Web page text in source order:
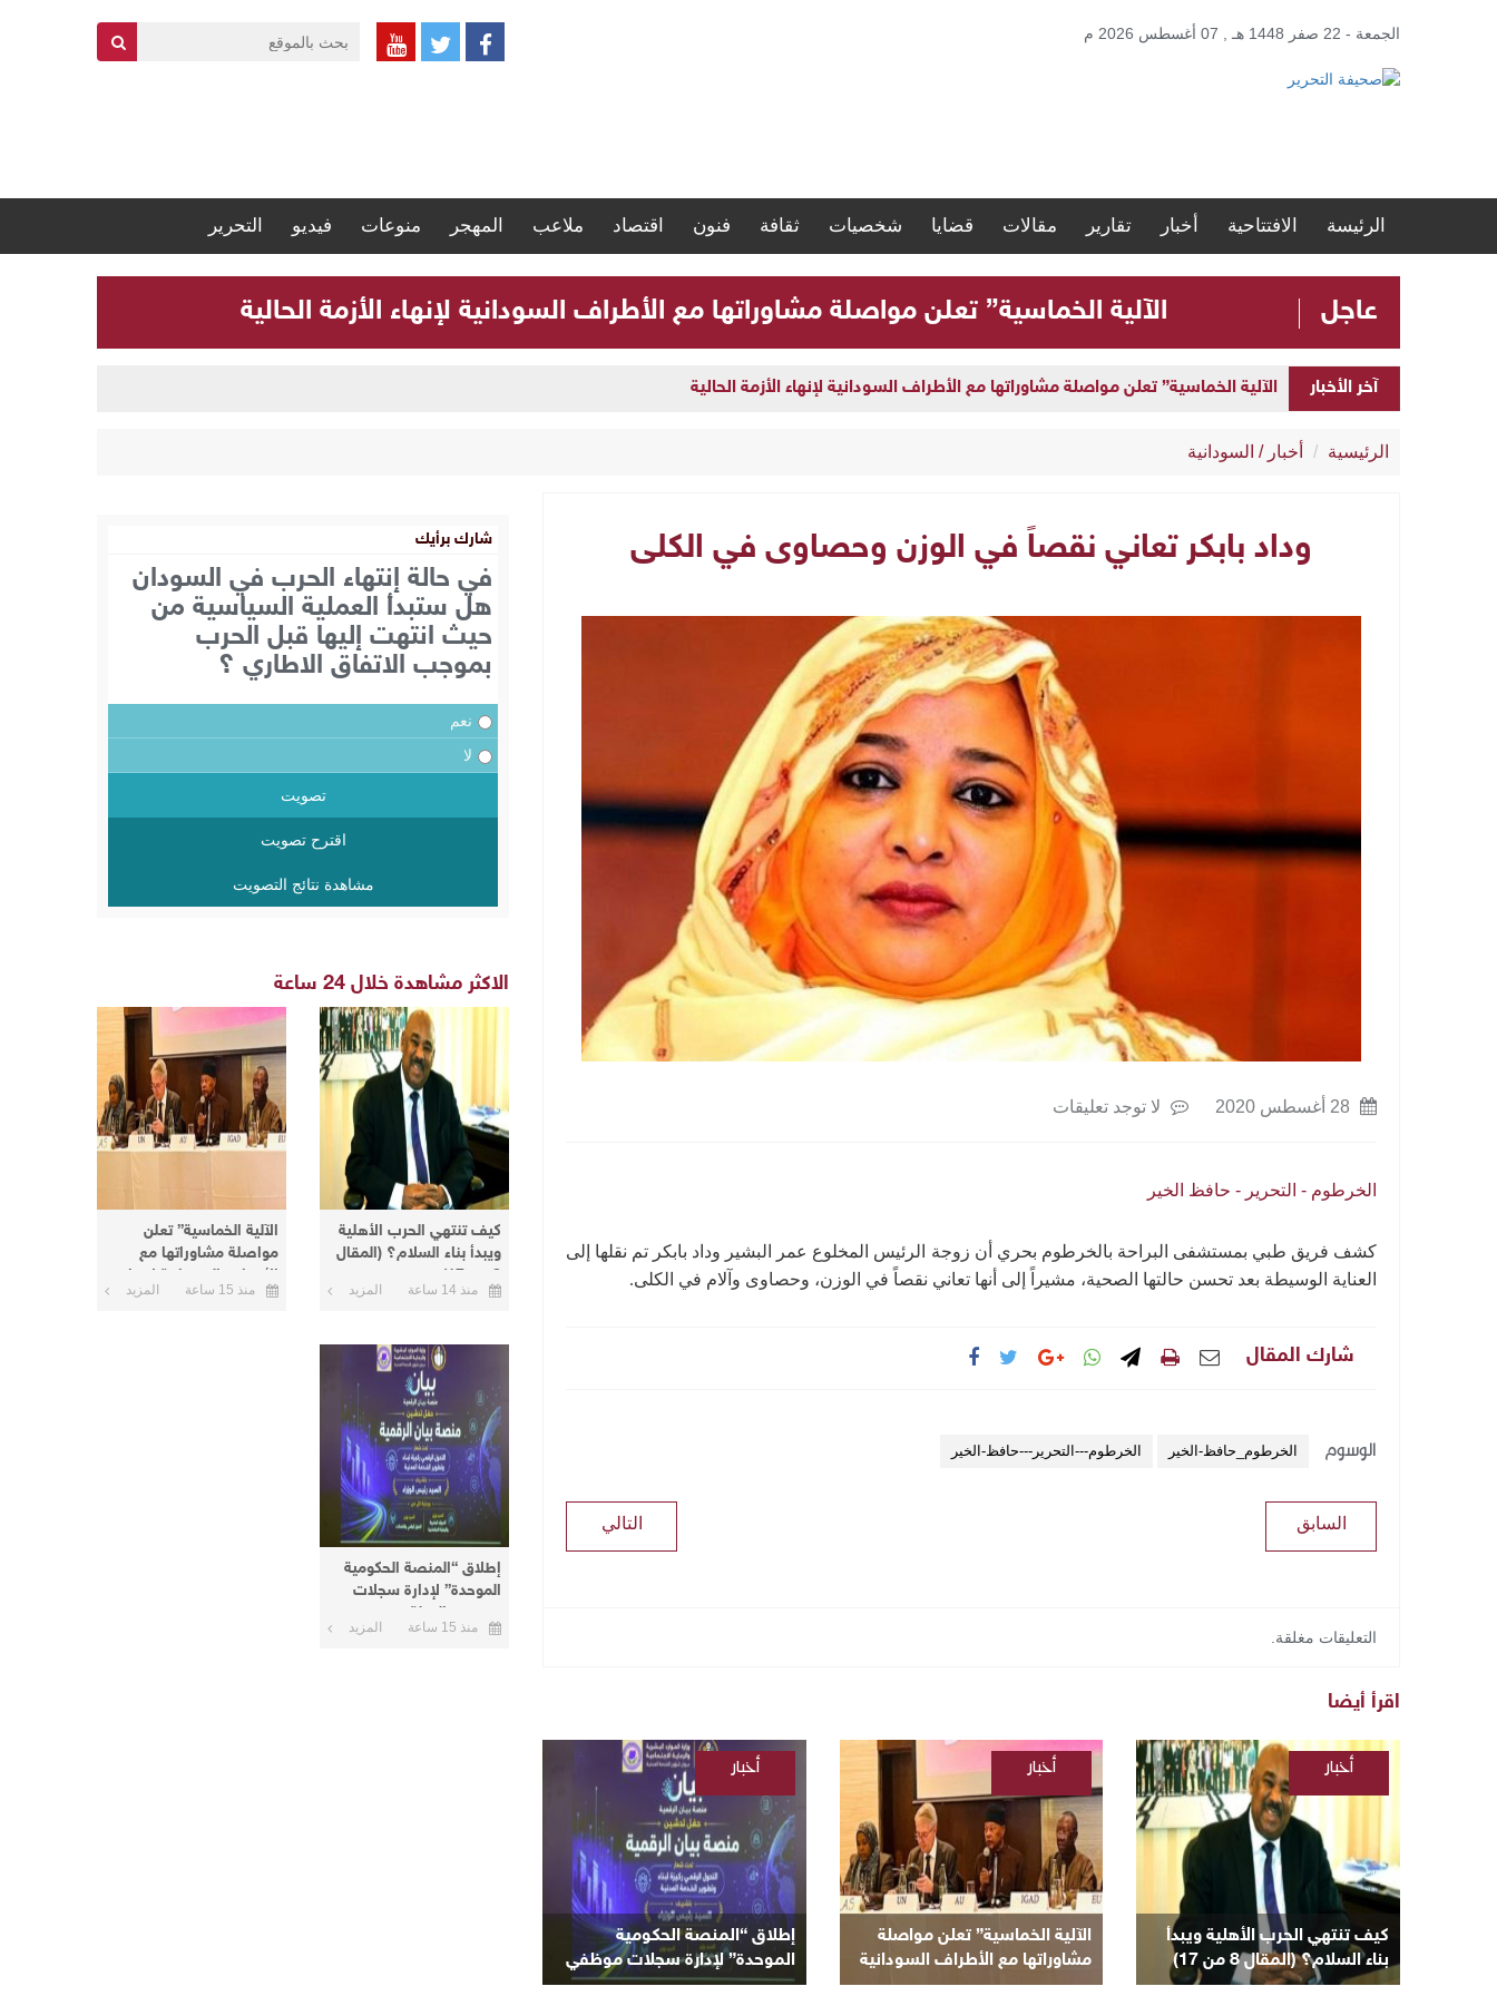
الجمعة - 22 صفر 1448 هـ , 07 أغسطس 2026 م
الرئيسة الافتتاحية أخبار تقارير مقالات قضايا شخصيات ثقافة فنون اقتصاد ملاعب المهجر منوعات فيديو التحرير
عاجل الآلية الخماسية” تعلن مواصلة مشاوراتها مع الأطراف السودانية لإنهاء الأزمة الحالية
آخر الأخبار الآلية الخماسية” تعلن مواصلة مشاوراتها مع الأطراف السودانية لإنهاء الأزمة الحالية
الرئيسية أخبار / السودانية
وداد بابكر تعاني نقصاً في الوزن وحصاوى في الكلى
لا توجد تعليقات
الخرطوم - التحرير - حافظ الخير
كشف فريق طبي بمستشفى البراحة بالخرطوم بحري أن زوجة الرئيس المخلوع عمر البشير وداد بابكر تم نقلها إلى
العناية الوسيطة بعد تحسن حالتها الصحية، مشيراً إلى أنها تعاني نقصاً في الوزن، وحصاوى وآلام في الكلى.
شارك المقال
الوسوم الخرطوم_حافظ-الخير الخرطوم---التحرير---حافظ-الخير
التالي السابق
التعليقات مغلقة.
اقرأ أيضا
كيف تنتهي الحرب الأهلية ويبدأ
بناء السلام؟ (المقال 8 من 17)
أخبار
السودانية
/
مقالات
الآلية الخماسية” تعلن مواصلة
مشاوراتها مع الأطراف السودانية
لإنهاء الأزمة الحالية
أخبار
/
السودانية
إطلاق “المنصة الحكومية
الموحدة” لإدارة سجلات موظفي
الدولة
أخبار
السودانية
شارك برأيك
في حالة إنتهاء الحرب في السودان
هل ستبدأ العملية السياسية من
حيث انتهت إليها قبل الحرب
بموجب الاتفاق الاطاري ؟
نعم
لا
تصويت
اقترح تصويت
مشاهدة نتائج التصويت
الاكثر مشاهدة خلال 24 ساعة
كيف تنتهي الحرب الأهلية
ويبدأ بناء السلام؟ (المقال
8 من 17)
منذ 14 ساعة المزيد
الآلية الخماسية” تعلن
مواصلة مشاوراتها مع
الأطراف السودانية لإنهاء
الأزمة الحالية
منذ 15 ساعة المزيد
إطلاق “المنصة الحكومية
الموحدة” لإدارة سجلات
موظفي الدولة
منذ 15 ساعة المزيد